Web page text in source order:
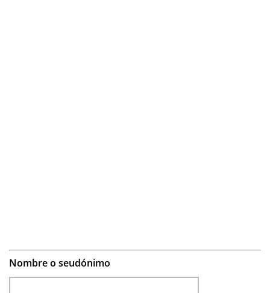
Nombre o seudónimo